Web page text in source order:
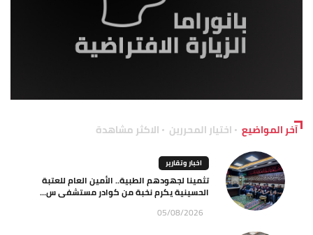
آخر المواضيع اختيار المحررين الاكثر مشاهدة
اخبار وتقارير
تثمينا لجهودهم الطبية.. الأمين العام للعتبة
الحسينية يكرم نخبة من كوادر مستشفى س...
05/08/2026